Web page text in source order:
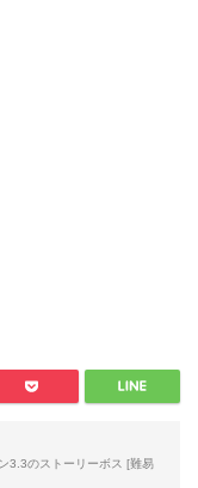
3.3のストーリーボス [難易